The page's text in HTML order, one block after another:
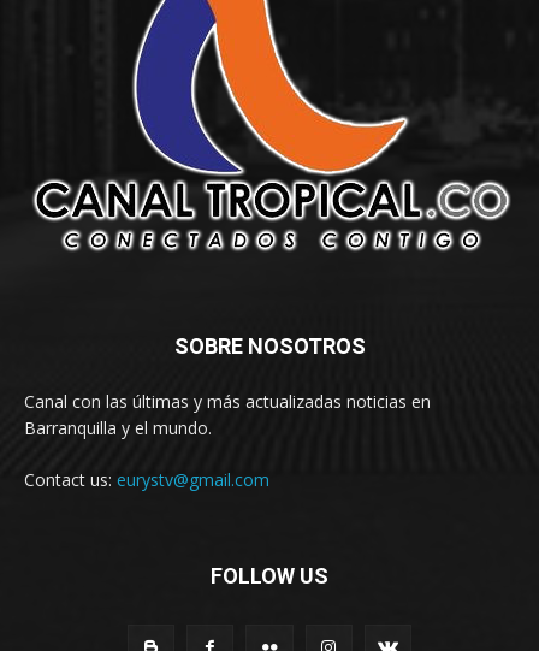
SOBRE NOSOTROS
Canal con las últimas y más actualizadas noticias en
Barranquilla y el mundo.
Contact us: eurystv@gmail.com
FOLLOW US